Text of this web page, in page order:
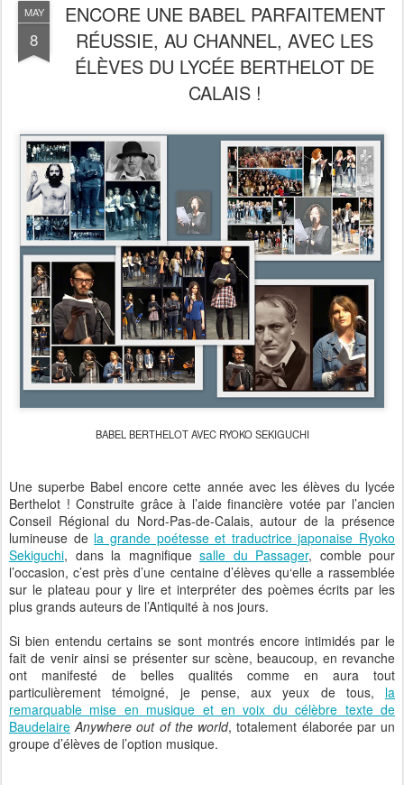
MAY
8
ENCORE UNE BABEL PARFAITEMENT
RÉUSSIE, AU CHANNEL, AVEC LES
ÉLÈVES DU LYCÉE BERTHELOT DE
CALAIS !
BABEL BERTHELOT AVEC RYOKO SEKIGUCHI
Une superbe Babel encore cette année avec les élèves du lycée
Berthelot ! Construite grâce à l’aide financière votée par l’ancien
Conseil Régional du Nord-Pas-de-Calais, autour de la présence
lumineuse de la grande poétesse et traductrice japonaise Ryoko
Sekiguchi, dans la magnifique salle du Passager, comble pour
l’occasion, c’est près d’une centaine d’élèves qu‘elle a rassemblée
sur le plateau pour y lire et interpréter des poèmes écrits par les
plus grands auteurs de l’Antiquité à nos jours.
Si bien entendu certains se sont montrés encore intimidés par le
fait de venir ainsi se présenter sur scène, beaucoup, en revanche
ont manifesté de belles qualités comme en aura tout
particulièrement témoigné, je pense, aux yeux de tous, la
remarquable mise en musique et en voix du célèbre texte de
Baudelaire Anywhere out of the world, totalement élaborée par un
groupe d’élèves de l’option musique.